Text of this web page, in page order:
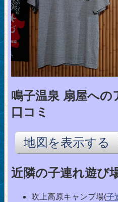
鳴子温泉 扇屋への
口コミ
地図を表示する
近隣の子連れ遊び
吹上高原キャンプ場(子